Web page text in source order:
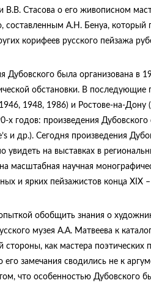
Стасова о его живописном
составленным А.Н. Бенуа,
корифеев русского пейзажа
Дубовского была организована в
обстановки. В
1948, 1986) и Ростове-на-
х годов: произведения
и др.). Сегодня произведения
на выставках в
масштабная научная
и ярких пейзажистов конца XIX
обобщить знания о
музея А.А. Матвеева к
стороны, как мастера
замечания сводились не к
что особенностью Дубовского